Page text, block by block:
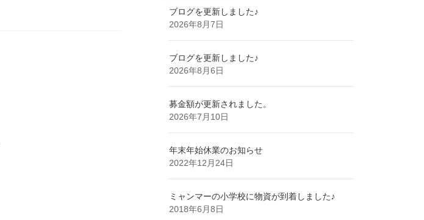
ブログを更新しました♪
2026年8月7日
ブログを更新しました♪
2026年8月6日
募金額が更新されました。
2026年7月10日
年末年始休業のお知らせ
2022年12月24日
ミャンマーの小学校に物資が到着しました♪
2018年6月8日